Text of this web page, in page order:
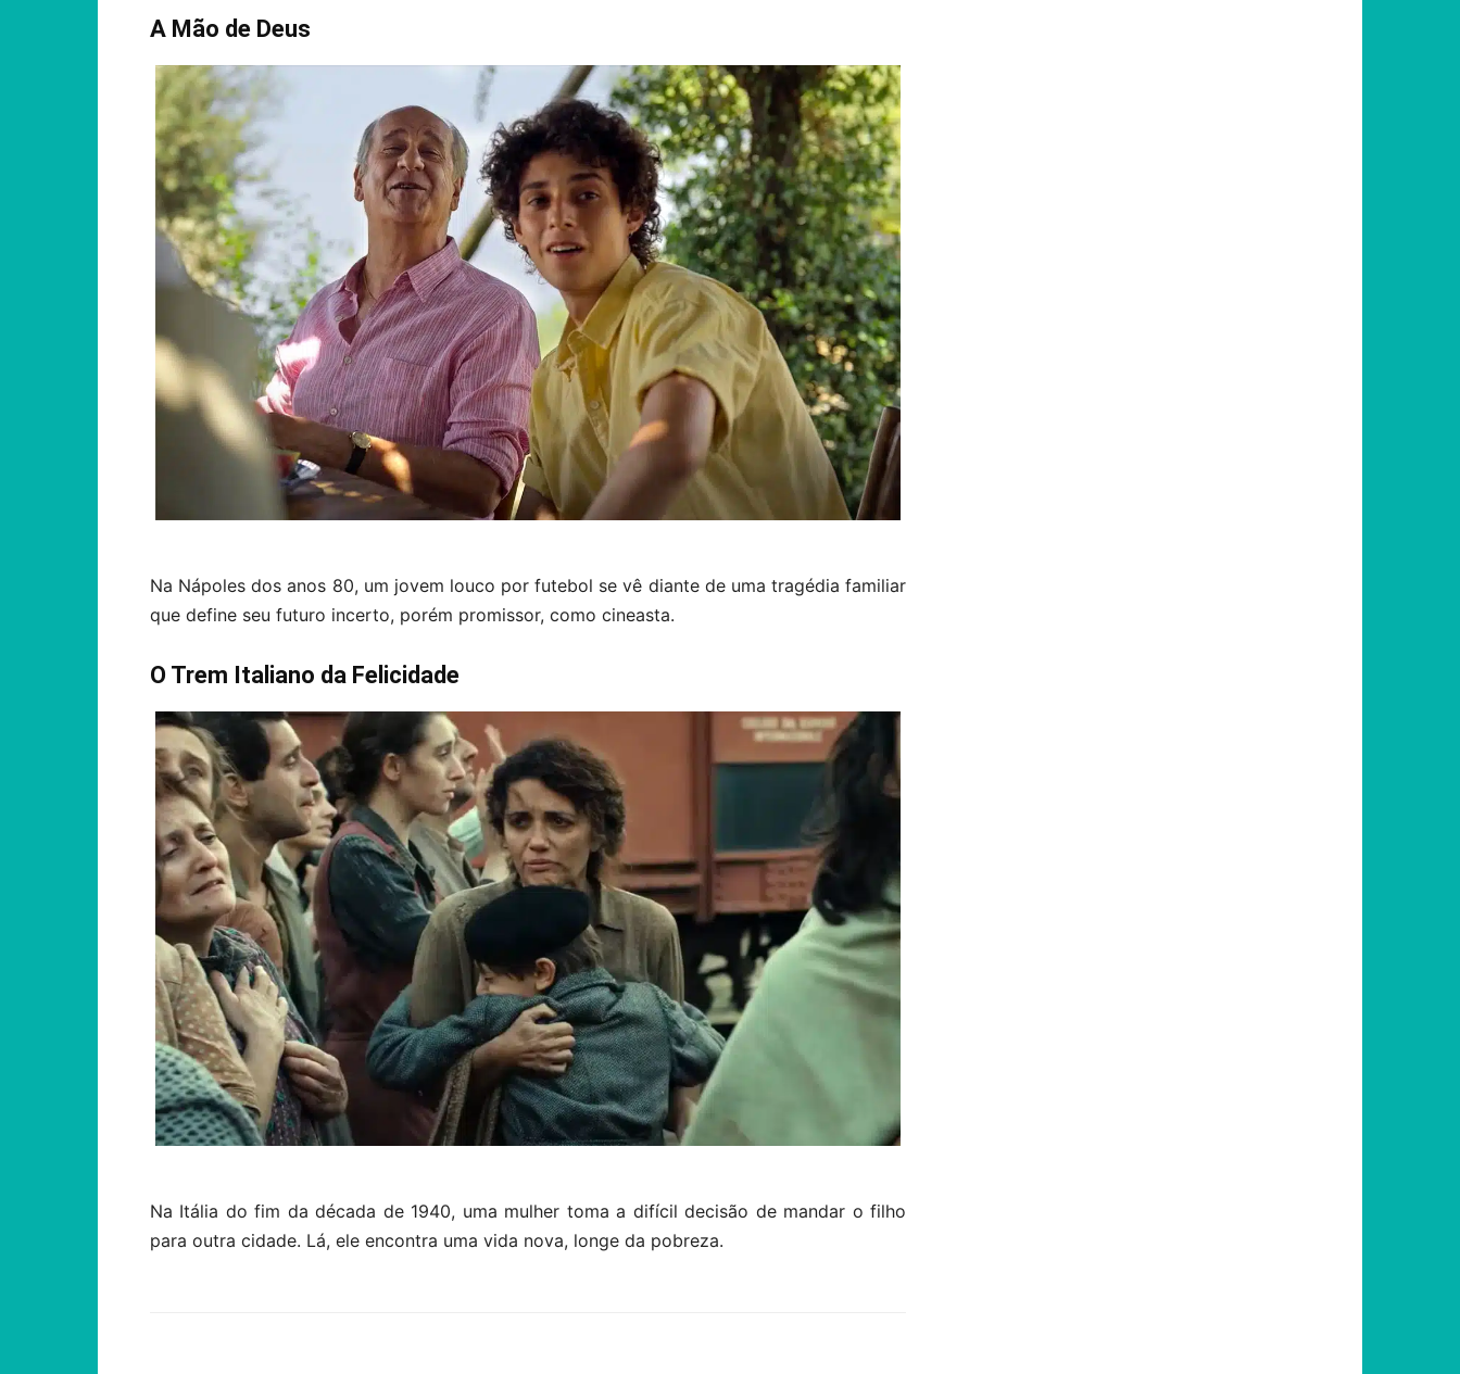
A Mão de Deus
Na Nápoles dos anos 80, um jovem louco por futebol se vê diante de uma tragédia familiar
que define seu futuro incerto, porém promissor, como cineasta.
O Trem Italiano da Felicidade
Na Itália do fim da década de 1940, uma mulher toma a difícil decisão de mandar o filho
para outra cidade. Lá, ele encontra uma vida nova, longe da pobreza.